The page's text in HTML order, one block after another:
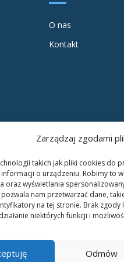
Zarządzaj zgodami
takich jak pliki cookies do
o urządzeniu. Robimy to
oraz wyświetlania
nam przetwarzać dane,
na tej stronie. Brak
niektórych funkcji i
Odmów
O nas
Kontakt